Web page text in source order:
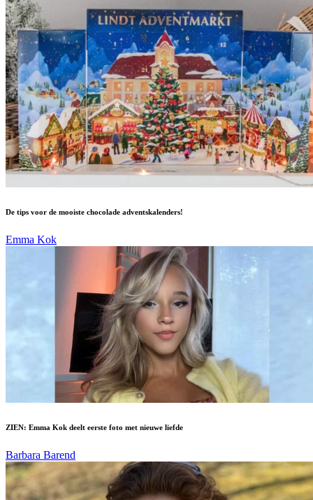
De tips voor de mooiste chocolade adventskalenders!
Emma Kok
ZIEN: Emma Kok deelt eerste foto met nieuwe liefde
Barbara Barend